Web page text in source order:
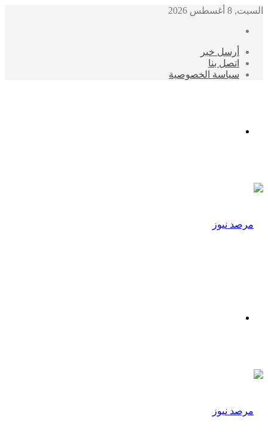
السبت, 8 أغسطس 2026
أرسل خبر
اتصل بنا
سياسة الخصوصية